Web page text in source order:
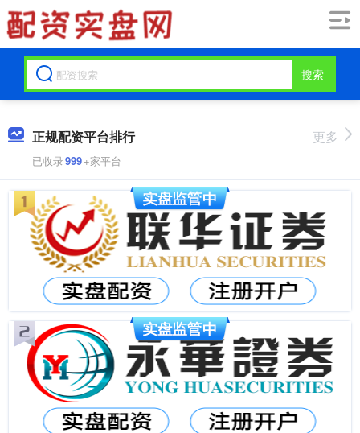
搜索
正规配资平台排行
已收录999+家平台
更多